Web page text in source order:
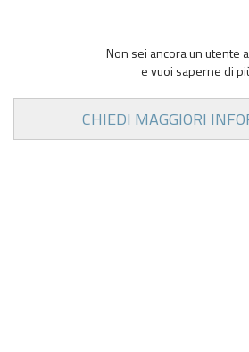
Non sei ancora un utente
e vuoi saperne di
CHIEDI MAGGIORI